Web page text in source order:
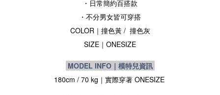
・ 日常簡約百搭款
・ 不分男女皆可穿搭
COLOR｜撞色黃 / 撞色灰
SIZE ｜ ONESIZE
MODEL INFO｜模特兒資訊
180cm / 70 kg ｜實際穿著 ONESIZE